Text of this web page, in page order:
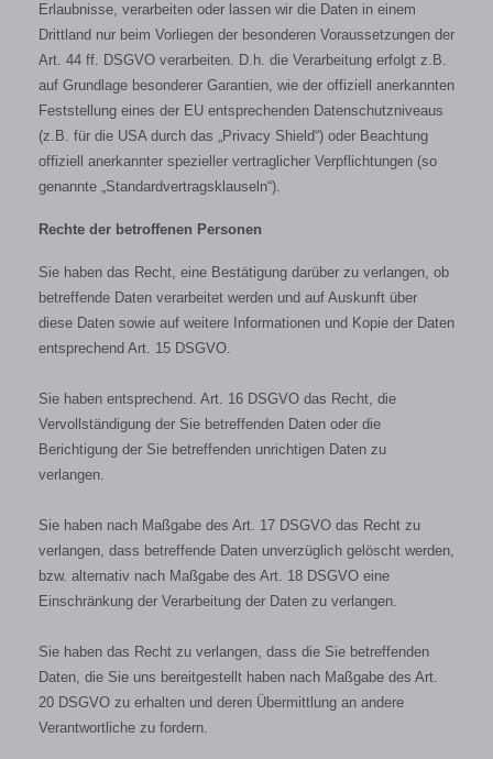
Erlaubnisse, verarbeiten oder lassen wir die Daten in einem
Drittland nur beim Vorliegen der besonderen Voraussetzungen der
Art. 44 ff. DSGVO verarbeiten. D.h. die Verarbeitung erfolgt z.B.
auf Grundlage besonderer Garantien, wie der offiziell anerkannten
Feststellung eines der EU entsprechenden Datenschutzniveaus
(z.B. für die USA durch das „Privacy Shield“) oder Beachtung
offiziell anerkannter spezieller vertraglicher Verpflichtungen (so
genannte „Standardvertragsklauseln“).
Rechte der betroffenen Personen
Sie haben das Recht, eine Bestätigung darüber zu verlangen, ob
betreffende Daten verarbeitet werden und auf Auskunft über
diese Daten sowie auf weitere Informationen und Kopie der Daten
entsprechend Art. 15 DSGVO.
Sie haben entsprechend. Art. 16 DSGVO das Recht, die
Vervollständigung der Sie betreffenden Daten oder die
Berichtigung der Sie betreffenden unrichtigen Daten zu
verlangen.
Sie haben nach Maßgabe des Art. 17 DSGVO das Recht zu
verlangen, dass betreffende Daten unverzüglich gelöscht werden,
bzw. alternativ nach Maßgabe des Art. 18 DSGVO eine
Einschränkung der Verarbeitung der Daten zu verlangen.
Sie haben das Recht zu verlangen, dass die Sie betreffenden
Daten, die Sie uns bereitgestellt haben nach Maßgabe des Art.
20 DSGVO zu erhalten und deren Übermittlung an andere
Verantwortliche zu fordern.